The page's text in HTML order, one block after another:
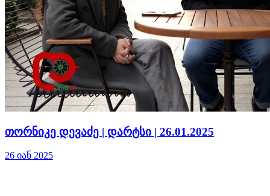
თორნიკე დევაძე | დარტსი | 26.01.2025
26 იან 2025